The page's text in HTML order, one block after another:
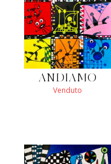
ANDIAMO
Venduto